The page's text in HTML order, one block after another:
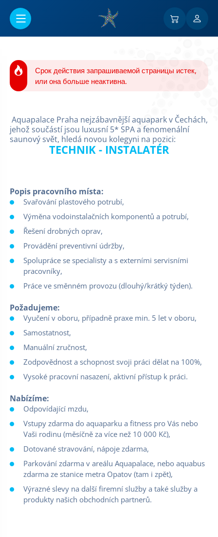
Срок действия запрашиваемой страницы истек,
или она больше неактивна.
Aquapalace Praha nejzábavnější aquapark v Čechách,
jehož součástí jsou luxusní 5* SPA a fenomenální
saunový svět, hledá novou kolegyni na pozici:
TECHNIK - INSTALATÉR
Popis pracovního místa:
Svařování plastového potrubí,
Výměna vodoinstalačních komponentů a potrubí,
Řešení drobných oprav,
Provádění preventivní údržby,
Spolupráce se specialisty a s externími servisními
pracovníky,
Práce ve směnném provozu (dlouhý/krátký týden).
Požadujeme:
Vyučení v oboru, případně praxe min. 5 let v oboru,
Samostatnost,
Manuální zručnost,
Zodpovědnost a schopnost svoji práci dělat na 100%,
Vysoké pracovní nasazení, aktivní přístup k práci.
Nabízíme:
Odpovídající mzdu,
Vstupy zdarma do aquaparku a fitness pro Vás nebo
Vaši rodinu (měsíčně za více než 10 000 Kč),
Dotované stravování, nápoje zdarma,
Parkování zdarma v areálu Aquapalace, nebo aquabus
zdarma ze stanice metra Opatov (tam i zpět),
Výrazné slevy na další firemní služby a také služby a
produkty našich obchodních partnerů.